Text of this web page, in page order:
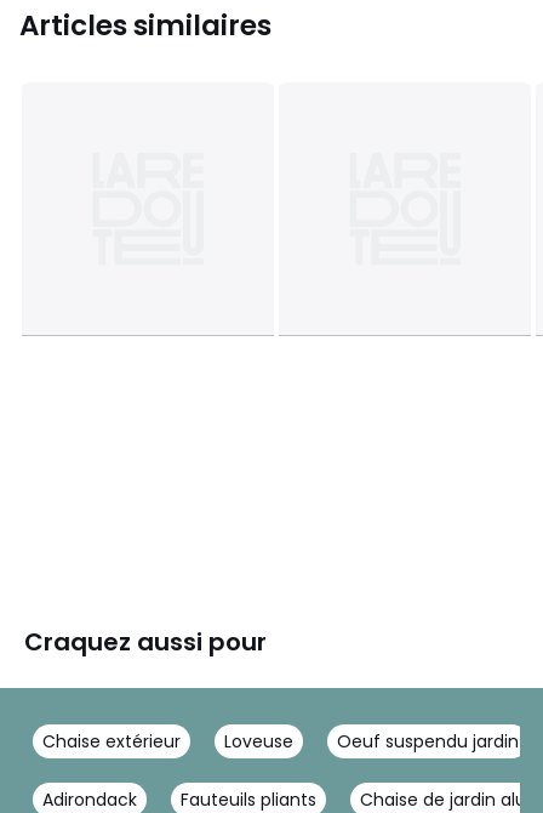
Articles similaires
Craquez aussi pour
Chaise extérieur Loveuse Oeuf suspendu jardin
Adirondack Fauteuils pliants Chaise de jardin